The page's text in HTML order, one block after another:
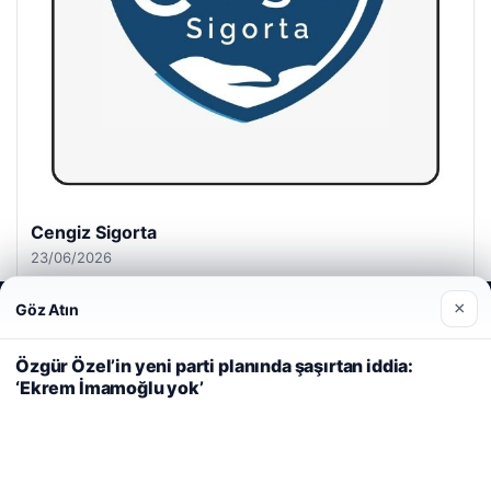
Cengiz Sigorta
23/06/2026
Web sitemizi nasıl kullandığınızı daha iyi anlayabilmek,
deneyiminizi kişiselleştirmek ve geliştirmek amacıyla çerezler
kullanıyoruz.Çerez Politikamız
Reddet Kabul Et
Göz Atın ×
Özgür Özel’in yeni parti planında şaşırtan iddia:
‘Ekrem İmamoğlu yok’